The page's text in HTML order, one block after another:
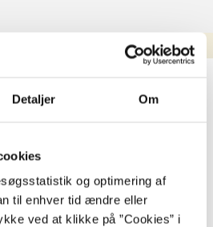
Detaljer Om
og optimering af
til enhver tid ændre eller
ved at klikke på ”Cookies” i
...
...
...
...